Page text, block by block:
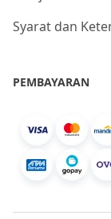
Syarat dan
PEMBAYARAN